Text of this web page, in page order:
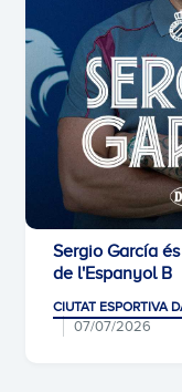
Sergio García
de l'Espanyol B
CIUTAT ESPORTIVA
07/07/2026